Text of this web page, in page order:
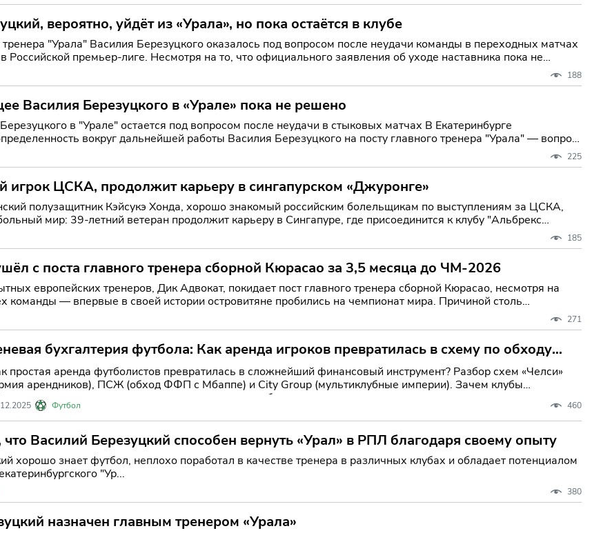
вероятно, уйдёт из «Урала», но пока остаётся в клубе
"Урала" Василия Березуцкого оказалось под вопросом после неудачи команды в переходных матчах
Российской премьер-лиге. Несмотря на то, что официального заявления об уходе наставника пока не
188
Василия Березуцкого в «Урале» пока не решено
в "Урале" остается под вопросом после неудачи в стыковых матчах В Екатеринбурге
вокруг дальнейшей работы Василия Березуцкого на посту главного тренера "Урала" — вопрос
225
игрок ЦСКА, продолжит карьеру в сингапурском «Джуронге»
полузащитник Кэйсукэ Хонда, хорошо знакомый российским болельщикам по выступлениям за ЦСКА,
мир: 39-летний ветеран продолжит карьеру в Сингапуре, где присоединится к клубу "Альбрекс
но
185
с поста главного тренера сборной Кюрасао за 3,5 месяца до ЧМ-2026
европейских тренеров, Дик Адвокат, покидает пост главного тренера сборной Кюрасао, несмотря на
команды — впервые в своей истории островитяне пробились на чемпионат мира. Причиной столь
ста
271
бухгалтерия футбола: Как аренда игроков превратилась в схему по обходу
и заработку миллионов
простая аренда футболистов превратилась в сложнейший финансовый инструмент? Разбор схем «Челси»
арендников), ПСЖ (обход ФФП с Мбаппе) и City Group (мультиклубные империи). Зачем клубы
игроками и как это помогает прятать убытки
Футбол 460
Василий Березуцкий способен вернуть «Урал» в РПЛ благодаря своему опыту
хорошо знает футбол, неплохо поработал в качестве тренера в различных клубах и обладает потенциалом
"Ур...
380
назначен главным тренером «Урала»